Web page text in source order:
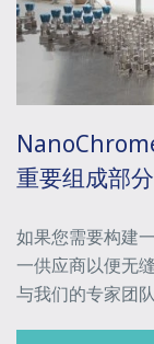
重要组成部分
如果您需要构建
一供应商以便无
与我们的专家团